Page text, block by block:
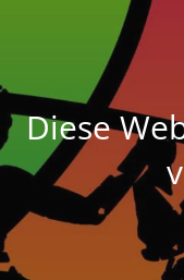
Diese